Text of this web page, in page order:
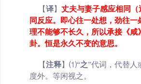
【译】 丈夫与妻子感应相同（
同反应。即心往一处想，劲往一
理不能够不长久，所以承接《咸
卦。恒是永久不变的意思。
【注释】 ⑴“之”代词，代替人
度外。等闲视之。